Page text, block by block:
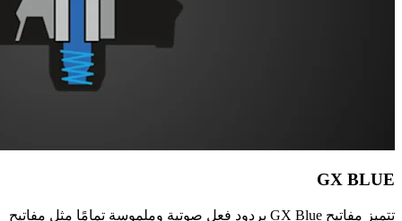
GX BLUE
تتميز مفاتيح GX Blue بردود فعل صوتية وملموسة تمامًا مثل مفاتيح